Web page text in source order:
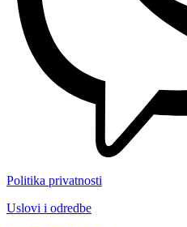
Politika privatnosti
Uslovi i odredbe